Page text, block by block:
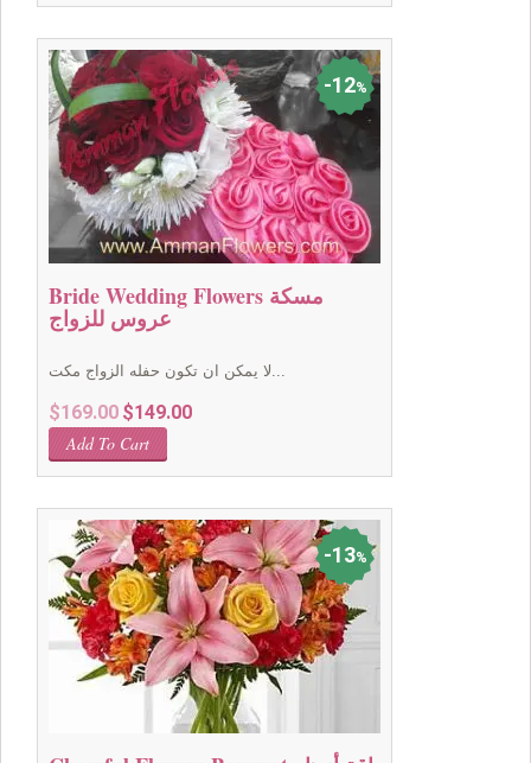
12%
Bride Wedding Flowers مسكة
عروس للزواج
لا يمكن ان تكون حفله الزواج مكت...
$169.00 Original
price
was:
$149.00Current
Add To Cart
13%